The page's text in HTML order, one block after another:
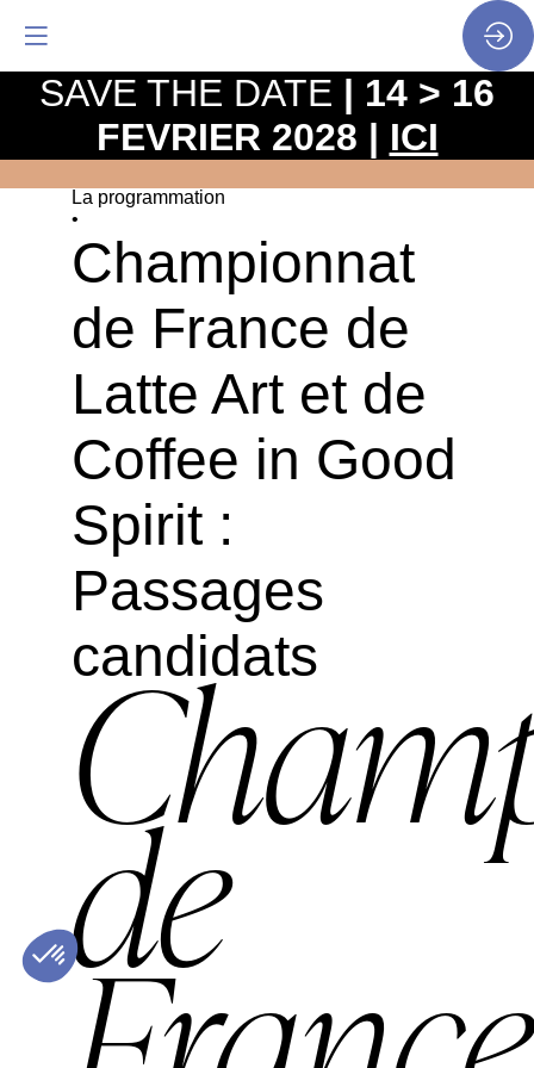
La programmation
•
Championnat
de France de
Latte Art et de
Coffee in Good
Spirit :
Passages
candidats
de
SAVE THE DATE | 14 > 16
FEVRIER 2028 | ICI